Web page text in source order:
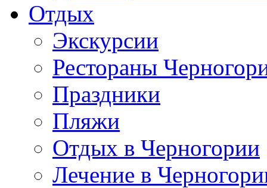
Отдых
Экскурсии
Рестораны
Праздники
Пляжи
Отдых в Черногории
Лечение в